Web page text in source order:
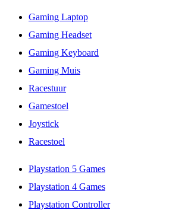
Gaming Laptop
Gaming Headset
Gaming Keyboard
Gaming Muis
Racestuur
Gamestoel
Joystick
Racestoel
Playstation 5 Games
Playstation 4 Games
Playstation Controller